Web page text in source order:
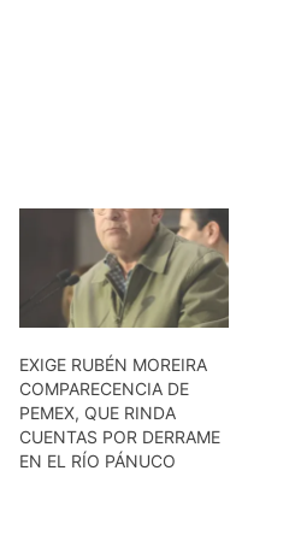
EXIGE RUBÉN MOREIRA
COMPARECENCIA DE
PEMEX, QUE RINDA
CUENTAS POR DERRAME
EN EL RÍO PÁNUCO